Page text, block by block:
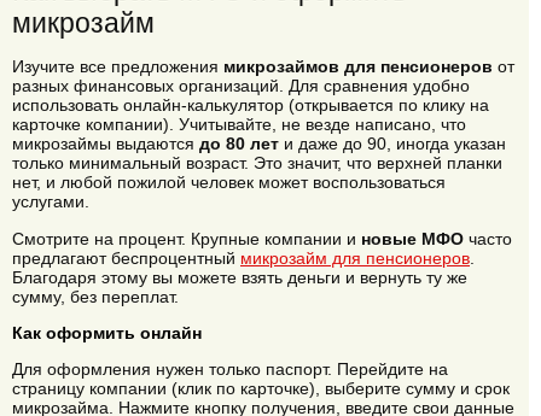
микрозайм
Изучите все предложения микрозаймов для пенсионеров от
разных финансовых организаций. Для сравнения удобно
использовать онлайн-калькулятор (открывается по клику на
карточке компании). Учитывайте, не везде написано, что
микрозаймы выдаются до 80 лет и даже до 90, иногда указан
только минимальный возраст. Это значит, что верхней планки
нет, и любой пожилой человек может воспользоваться
услугами.
Смотрите на процент. Крупные компании и новые МФО часто
предлагают беспроцентный микрозайм для пенсионеров
Благодаря этому вы можете взять деньги и вернуть ту же
сумму, без переплат.
Как оформить онлайн
Для оформления нужен только паспорт. Перейдите на
страницу компании (клик по карточке), выберите сумму и срок
микрозайма. Нажмите кнопку получения, введите свои данные